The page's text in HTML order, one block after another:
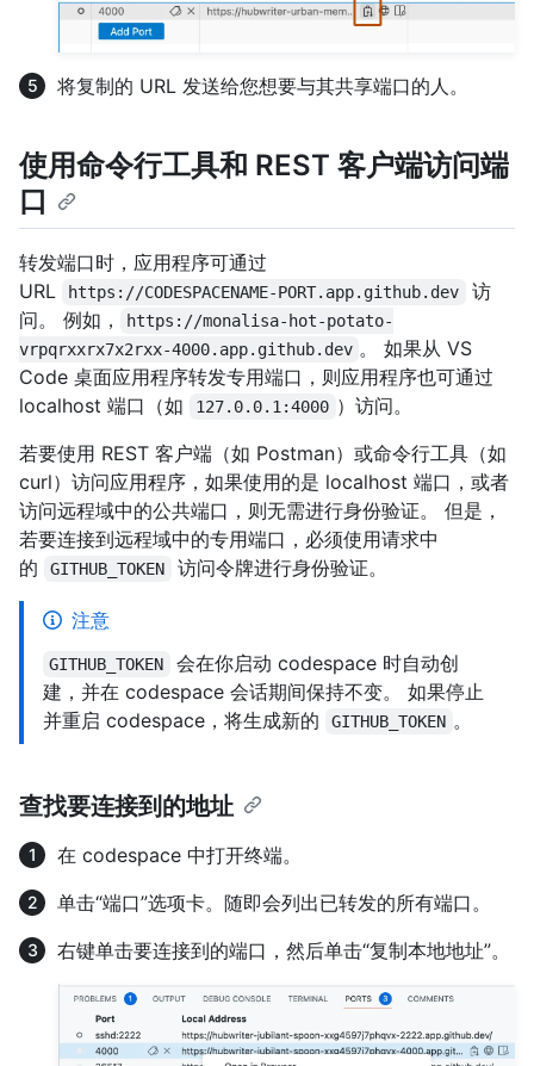
将复制的 URL 发送给您想要与其共享端口的人。
使用命令行工具和 REST 客户端访问端
口
转发端口时，应用程序可通过
URL
https://CODESPACENAME-PORT.app.github.dev
访
问。 例如，
https://monalisa-hot-potato-
vrpqrxxrx7x2rxx-4000.app.github.dev 。 如果从 VS
Code 桌面应用程序转发专用端口，则应用程序也可通过
localhost 端口（如
127.0.0.1:4000 ）访问。
若要使用 REST 客户端（如 Postman）或命令行工具（如
curl）访问应用程序，如果使用的是 localhost 端口，或者
访问远程域中的公共端口，则无需进行身份验证。 但是，
若要连接到远程域中的专用端口，必须使用请求中
的
GITHUB_TOKEN 访问令牌进行身份验证。
注意
GITHUB_TOKEN
会在你启动 codespace 时自动创
建，并在 codespace 会话期间保持不变。 如果停止
并重启 codespace，将生成新的
GITHUB_TOKEN 。
查找要连接到的地址
在 codespace 中打开终端。
单击“端口”选项卡。随即会列出已转发的所有端口。
右键单击要连接到的端口，然后单击“复制本地地址”。